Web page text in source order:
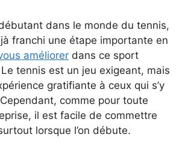
dans le monde du tennis,
franchi une étape importante en
améliorer dans ce sport
tennis est un jeu exigeant, mais
gratifiante à ceux qui s’y
comme pour toute
il est facile de commettre
lorsque l’on débute.